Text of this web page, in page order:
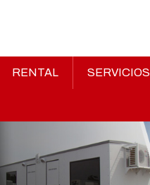
RENTAL SERVICIOS